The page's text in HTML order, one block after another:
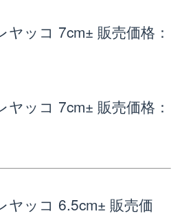
ヤッコ 7cm± 販売価格：
ヤッコ 7cm± 販売価格：
ヤッコ 6.5cm± 販売価